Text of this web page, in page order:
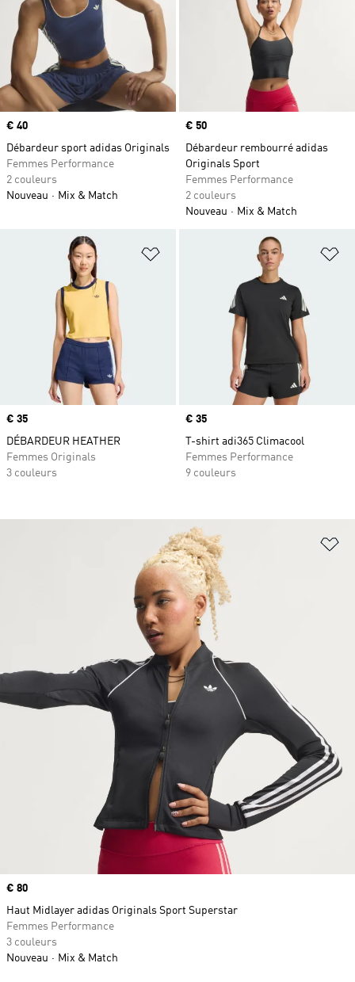
Prix
€ 40
Débardeur sport adidas Originals
Femmes Performance
2 couleurs
Nouveau
Mix & Match
Prix
€ 50
Débardeur rembourré adidas
Originals Sport
Femmes Performance
2 couleurs
Nouveau
Mix & Match
Ajouter à la Liste de produits
Prix
€ 35
DÉBARDEUR HEATHER
Femmes Originals
3 couleurs
Prix
€ 35
T-shirt adi365 Climacool
Femmes Performance
9 couleurs
Prix
€ 80
Haut Midlayer adidas Originals Sport Superstar
Femmes Performance
3 couleurs
Nouveau
Mix & Match